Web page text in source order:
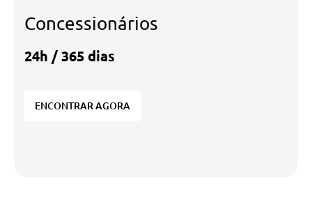
Concessionários
24h / 365 dias
ENCONTRAR AGORA